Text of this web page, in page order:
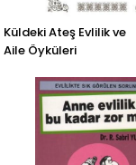
Küldeki Ateş Evlilik ve
Aile Öyküleri